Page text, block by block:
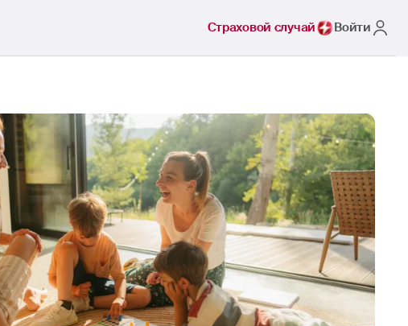
Страховой случай Войти